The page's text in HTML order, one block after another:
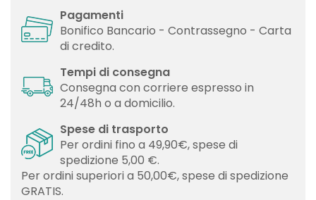
Pagamenti
Bonifico Bancario - Contrassegno - Carta
di credito.
Tempi di consegna
Consegna con corriere espresso in
24/48h o a domicilio.
Spese di trasporto
Per ordini fino a 49,90€, spese di
spedizione 5,00 €.
Per ordini superiori a 50,00€, spese di spedizione
GRATIS.